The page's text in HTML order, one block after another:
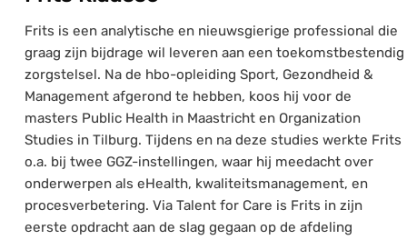
Frits is een analytische en nieuwsgierige professional die
graag zijn bijdrage wil leveren aan een toekomstbestendig
zorgstelsel. Na de hbo-opleiding Sport, Gezondheid &
Management afgerond te hebben, koos hij voor de
masters Public Health in Maastricht en Organization
Studies in Tilburg. Tijdens en na deze studies werkte Frits
o.a. bij twee GGZ-instellingen, waar hij meedacht over
onderwerpen als eHealth, kwaliteitsmanagement, en
procesverbetering. Via Talent for Care is Frits in zijn
eerste opdracht aan de slag gegaan op de afdeling